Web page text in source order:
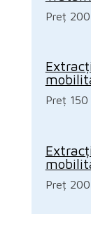
Preț
Preț 150
Preț